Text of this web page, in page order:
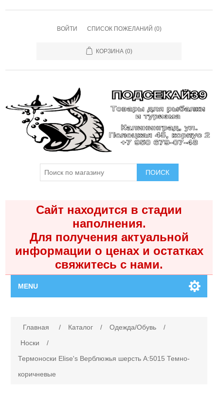
ВОЙТИ СПИСОК ПОЖЕЛАНИЙ (0)
КОРЗИНА (0)
ПОИСК
Сайт находится в стадии
наполнения.
Для получения актуальной
информации о ценах и остатках
свяжитесь с нами.
MENU
Каталог
Главная / Каталог / Одежда/Обувь
/
Носки
/
Термоноски Elise's Верблюжья шерсть A:5015 Темно-
коричневые